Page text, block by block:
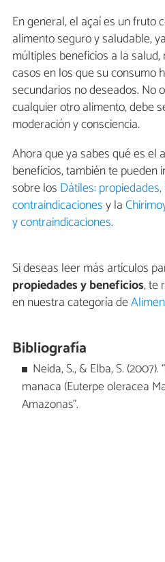
En general, el açaí es un fruto
alimento seguro y saludable,
múltiples beneficios a la
casos en los que su consumo
secundarios no deseados. No
cualquier otro alimento, debe
moderación y consciencia.
Ahora que ya sabes qué es el
beneficios, también te pueden
sobre los Dátiles:
contraindicacionesy la
y contraindicaciones.
Si deseas leer más artículos
propiedades y beneficios, te
en nuestra categoría de
Bibliografía
Neida, S., & Elba, S.
manaca (Euterpe oleracea
Amazonas”.